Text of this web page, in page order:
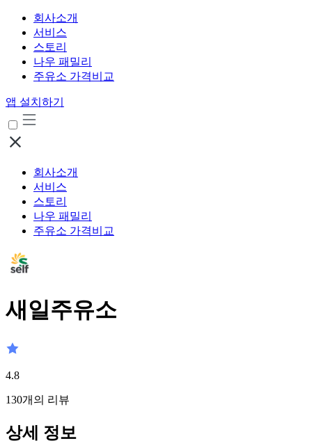
회사소개
서비스
스토리
나우 패밀리
주유소 가격비교
앱 설치하기
회사소개
서비스
스토리
나우 패밀리
주유소 가격비교
새일주유소
4.8
130개의 리뷰
상세 정보